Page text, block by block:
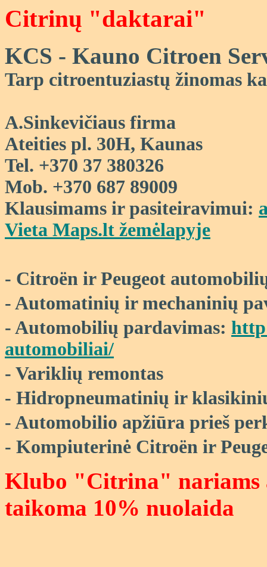
Citrinų "daktarai"
KCS - Kauno Citroen
Tarp citroentuziastų žinomas
A.Sinkevičiaus firma
Ateities pl. 30H, Kaunas
Tel. +370 37 380326
Mob. +370 687 89009
Klausimams ir pasiteiravimui:
Vieta Maps.lt žemėlapyje
- Citroën ir Peugeot
- Automatinių ir mechaninių
- Automobilių pardavimas:
automobiliai/
- Variklių remontas
- Hidropneumatinių ir
- Automobilio apžiūra prieš
- Kompiuterinė Citroën ir
Klubo "Citrina" nariams
taikoma 10% nuolaida